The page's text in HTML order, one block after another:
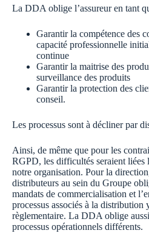
La DDA oblige l’assureur en tant
Garantir la compétence des
capacité professionnelle
continue
Garantir la maitrise des
surveillance des produits
Garantir la protection des
conseil.
Les processus sont à décliner par
Ainsi, de même que pour les
RGPD, les difficultés seraient liées
notre organisation. Pour la
distributeurs au sein du Groupe
mandats de commercialisation et
processus associés à la distribution
règlementaire. La DDA oblige
processus opérationnels différents.